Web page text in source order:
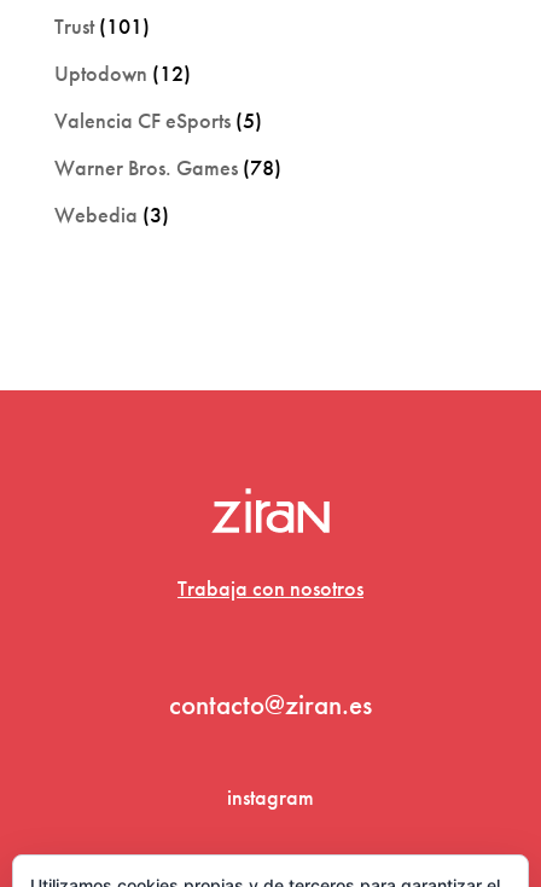
Trust(101)
Uptodown (12)
Valencia CF eSports(5)
Warner Bros. Games(78)
Webedia (3)
Trabaja con nosotros
contacto@ziran.es
instagram